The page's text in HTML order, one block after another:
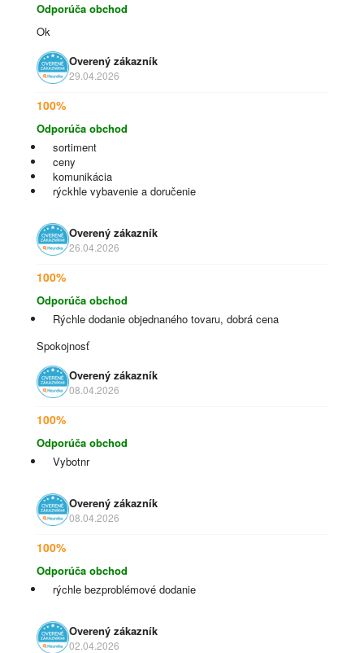
Odporúča obchod
Ok
Overený zákazník
29.04.2026
100%
Odporúča obchod
sortiment
ceny
komunikácia
rýckhle vybavenie a doručenie
Overený zákazník
26.04.2026
100%
Odporúča obchod
Rýchle dodanie objednaného tovaru, dobrá cena
Spokojnosť
Overený zákazník
08.04.2026
100%
Odporúča obchod
Vybotnr
Overený zákazník
08.04.2026
100%
Odporúča obchod
rýchle bezproblémové dodanie
Overený zákazník
02.04.2026